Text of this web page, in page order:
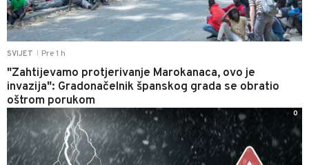
SVIJET Pre 1 h
"Zahtijevamo protjerivanje Marokanaca, ovo je
invazija": Gradonačelnik španskog grada se obratio
oštrom porukom
0